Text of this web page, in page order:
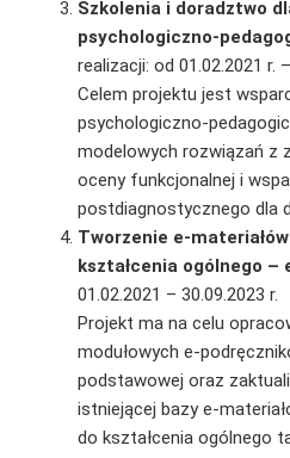
Szkolenia i doradztwo
psychologiczno-
realizacji: od 01.02.2021 r.
Celem projektu jest
psychologiczno-
modelowych rozwiązań z
oceny funkcjonalnej i
postdiagnostycznego dla
Tworzenie e-
kształcenia ogólnego –
01.02.2021 – 30.09.2023 r.
Projekt ma na celu
modułowych e-
podstawowej oraz
istniejącej bazy e-
do kształcenia ogólnego